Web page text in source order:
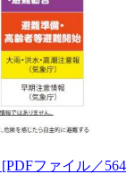
ファイル／564